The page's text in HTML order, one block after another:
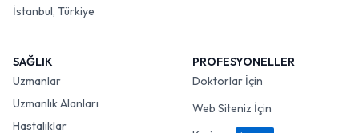
İstanbul, Türkiye
SAĞLIK
Uzmanlar
Uzmanlık Alanları
Hastalıklar
PROFESYONELLER
Doktorlar İçin
Web Siteniz İçin